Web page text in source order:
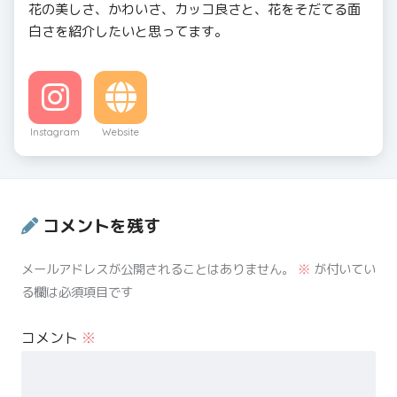
花の美しさ、かわいさ、カッコ良さと、花をそだてる面
白さを紹介したいと思ってます。
Instagram Website
コメントを残す
メールアドレスが公開されることはありません。 ※ が付いてい
る欄は必須項目です
コメント ※